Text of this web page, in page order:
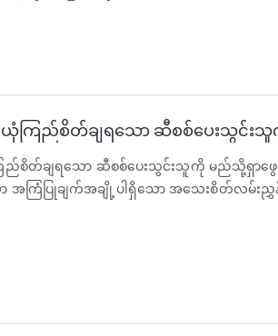
ြည်စိတ်ချရသော ဆီစစ်ပေးသွင်းသူ
ချရသော ဆီစစ်ပေးသွင်းသူကို မည်သို့ရှာဖွေရမည်
ြံပြုချက်အချို့ပါရှိသော အသေးစိတ်လမ်းညွှ